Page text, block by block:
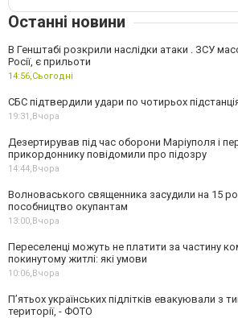
Останні новини
В Генштабі розкрили наслідки атаки . ЗСУ
Росії, є прильоти
14:56,Сьогодні
СБС підтвердили удари по чотирьох
19:31,Вчора
Дезертирував під час оборони Маріуполя і
прикордоннику повідомили про підозру
14:44,Вчора
Волноваського священника засудили на 15
пособництво окупантам
13:00,Вчора
Переселенці можуть не платити за частину
покинутому житлі: які умови
10:06,Вчора
П’ятьох українських підлітків евакуювали з
території, - ФОТО